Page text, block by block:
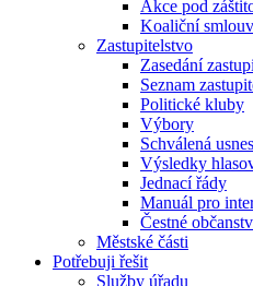
Akce pod
Koaliční
Zastupitelstvo
Zasedání
Seznam
Politické kluby
Výbory
Schválená
Výsledky
Jednací řády
Manuál pro
Čestné
Městské části
Potřebuji řešit
Služby úřadu